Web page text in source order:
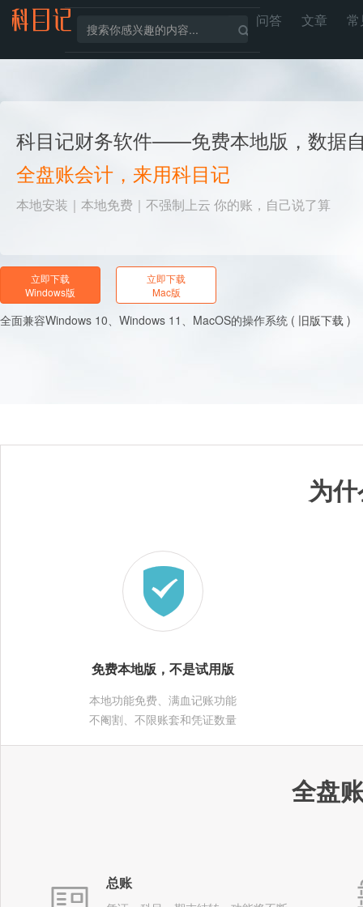
问答 文章 常
科目记财务软件——免费本地版，数据
全盘账会计，来用科目记
本地安装｜本地免费｜不强制上云 你的账，自己说了算
立即下载
Windows版
立即下载
Mac版
全面兼容Windows 10、Windows 11、MacOS的操作系统 ( 旧版下载 )
为
免费本地版，不是试用版
本地功能免费、满血记账功能
不阉割、不限账套和凭证数量
全盘
总账